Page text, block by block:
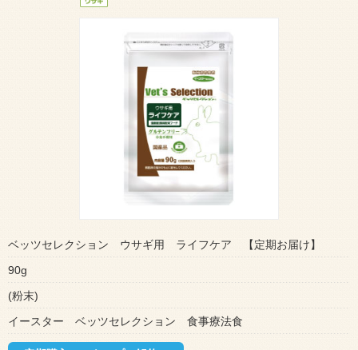
ベッツセレクション ウサギ用 ライフケア 【定期お届け】
90g
(粉末)
イースター ベッツセレクション 食事療法食